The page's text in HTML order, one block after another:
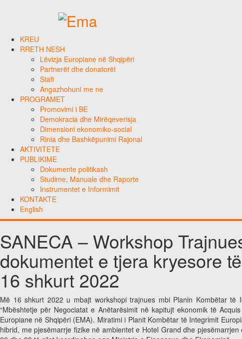
KREU
RRETH NESH
Lëvizja Europiane në Shqipëri
Partnerët dhe donatorët
Stafi
Angazhohuni me ne
PROGRAMET
Promovimi i BE
Demokracia dhe Mirëqeverisja
Dimensioni ekonomiko-social
Rinia dhe Bashkëpunimi Rajonal
AKTIVITETE
PUBLIKIME
Dokumente politikash
Studime, Manuale dhe Raporte
Instrumentet e Informimit
KONTAKTE
English
SANECA – Workshop
dokumentet e tjera kryesore
16 shkurt 2022
Më 16 shkurt 2022 u mbajt workshopi trajnues mbi Planin Kombëtar
“Mbështetje për Negociatat e Anëtarësimit në kapitujt ekonomik të
Europiane në Shqipëri (EMA). Miratimi i Planit Kombëtar të Integrimit
hibrid, me pjesëmarrje fizike në ambientet e Hotel Grand dhe